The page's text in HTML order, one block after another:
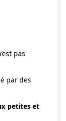
pas
par des
petites et